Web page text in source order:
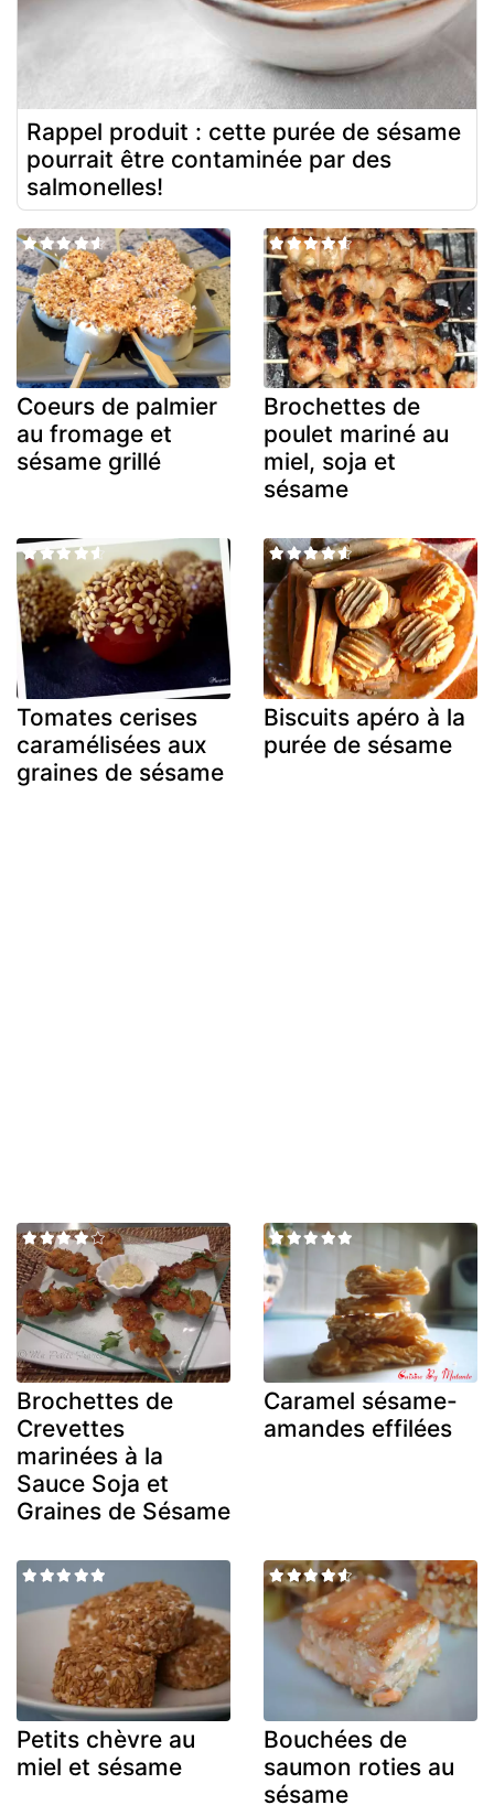
Rappel produit : cette purée de sésame
pourrait être contaminée par des
salmonelles!
Coeurs de palmier
au fromage et
sésame grillé
Brochettes de
poulet mariné au
miel, soja et
sésame
Tomates cerises
caramélisées aux
graines de sésame
Biscuits apéro à la
purée de sésame
Brochettes de
Crevettes
marinées à la
Sauce Soja et
Graines de Sésame
Caramel sésame-
amandes effilées
Petits chèvre au
miel et sésame
Bouchées de
saumon roties au
sésame